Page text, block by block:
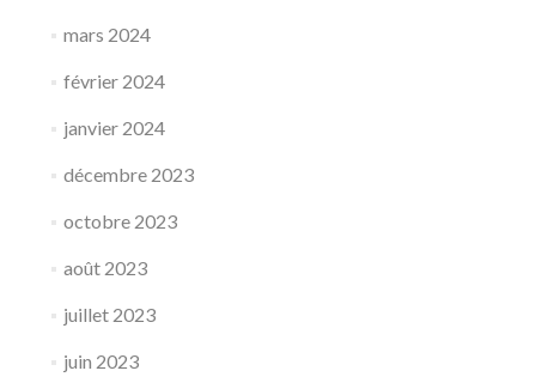
mars 2024
février 2024
janvier 2024
décembre 2023
octobre 2023
août 2023
juillet 2023
juin 2023